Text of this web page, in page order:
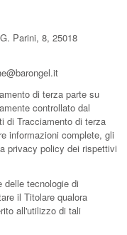
Parini, 8, 25018
di terza parte su
controllato dal
di Tracciamento di terza
informazioni complete, gli
privacy policy dei rispettivi
delle tecnologie di
il Titolare qualora
all'utilizzo di tali